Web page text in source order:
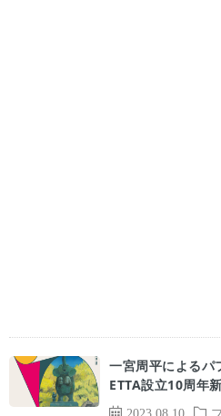
2023.08.10
一宮周平による
ETTA設立10周年